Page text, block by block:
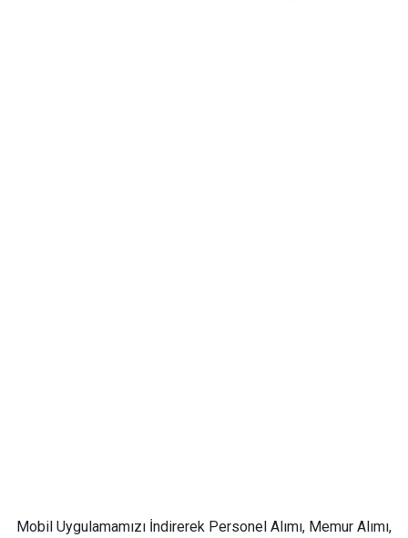
Mobil Uygulamamızı İndirerek Personel Alımı, Memur Alımı,